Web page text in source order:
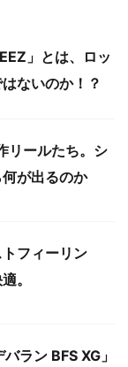
」とは、ロッ
ないのか！？
リールたち。シ
が出るのか
フィーリン
。
ラン BFS XG」